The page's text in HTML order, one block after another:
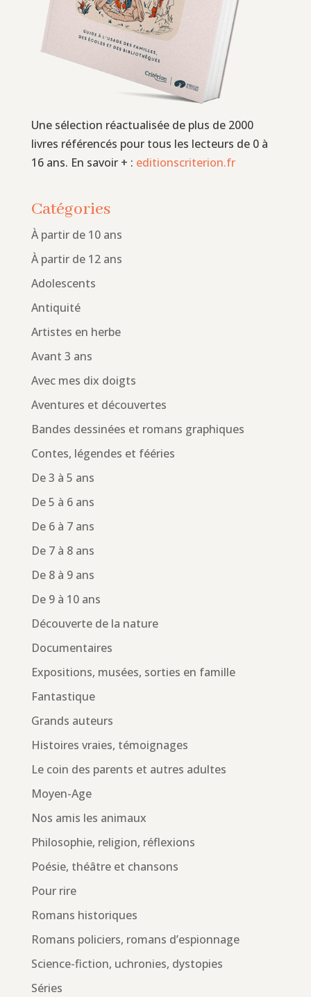
Une sélection réactualisée de plus de 2000
livres référencés pour tous les lecteurs de 0 à
16 ans. En savoir + : editionscriterion.fr
Catégories
À partir de 10 ans
À partir de 12 ans
Adolescents
Antiquité
Artistes en herbe
Avant 3 ans
Avec mes dix doigts
Aventures et découvertes
Bandes dessinées et romans graphiques
Contes, légendes et fééries
De 3 à 5 ans
De 5 à 6 ans
De 6 à 7 ans
De 7 à 8 ans
De 8 à 9 ans
De 9 à 10 ans
Découverte de la nature
Documentaires
Expositions, musées, sorties en famille
Fantastique
Grands auteurs
Histoires vraies, témoignages
Le coin des parents et autres adultes
Moyen-Age
Nos amis les animaux
Philosophie, religion, réflexions
Poésie, théâtre et chansons
Pour rire
Romans historiques
Romans policiers, romans d’espionnage
Science-fiction, uchronies, dystopies
Séries